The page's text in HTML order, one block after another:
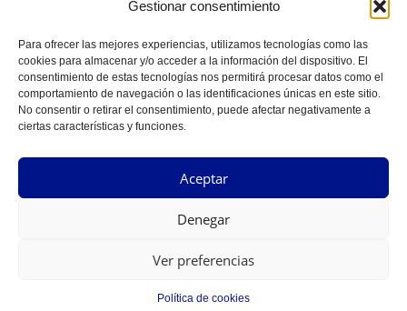
Gestionar consentimiento
Para ofrecer las mejores experiencias, utilizamos tecnologías como las
cookies para almacenar y/o acceder a la información del dispositivo. El
consentimiento de estas tecnologías nos permitirá procesar datos como el
comportamiento de navegación o las identificaciones únicas en este sitio.
No consentir o retirar el consentimiento, puede afectar negativamente a
ciertas características y funciones.
Aceptar
Denegar
Ver preferencias
Política de cookies
SUSCRÍBETE
Facebook
Instagram
YouTube
Copyright ©2022 Ferretería Principat - Todos los derechos reservados -